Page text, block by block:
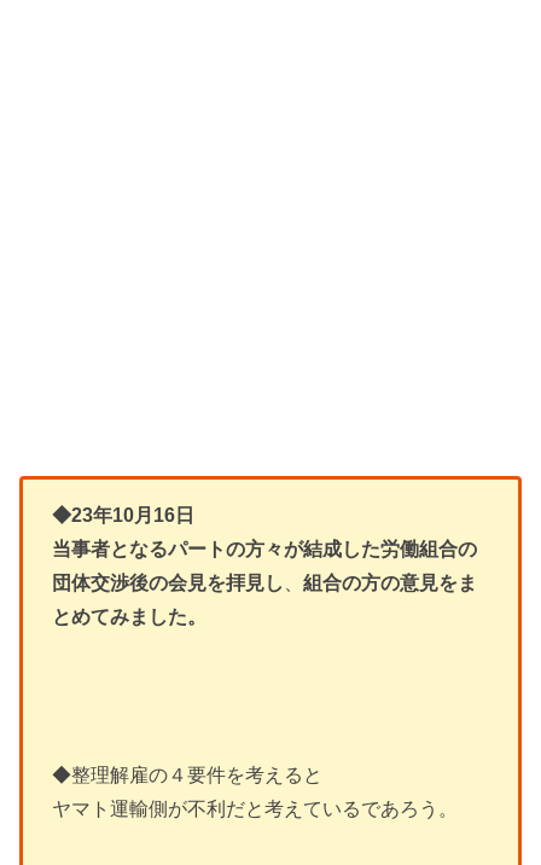
◆23年10月16日
当事者となるパートの方々が結成した労働組合の
団体交渉後の会見を拝見し
組合の方の意見をま
とめてみました。
◆整理解雇の４要件を考えると
ヤマト運輸側が不利だと考えているであろう。